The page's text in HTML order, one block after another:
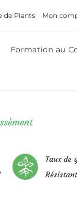
de Plants Mon
Formation au
Taux de